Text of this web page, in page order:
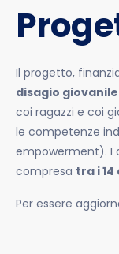
Il progetto,
disagio giovanile
coi ragazzi e coi
le competenze
empowerment). I
compresa tra i 14
Per essere